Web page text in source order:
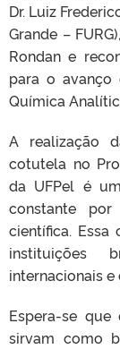
Dr. Luiz
Grande –
Rondan e
para o avanço
Química
A realização
cotutela no
da UFPel é
constante
científica. Essa
instituições
internacionais
Espera-se
sirvam como